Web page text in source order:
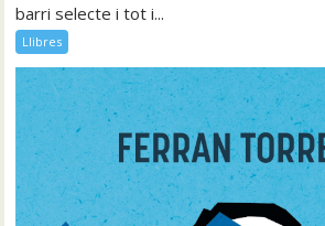
barri selecte i tot i...
Llibres